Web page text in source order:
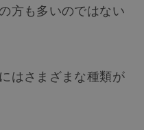
方も多いのではない
はさまざまな種類が